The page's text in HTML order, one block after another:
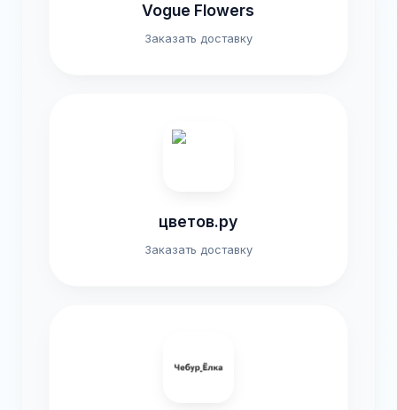
Vogue Flowers
Заказать доставку
цветов.ру
Заказать доставку